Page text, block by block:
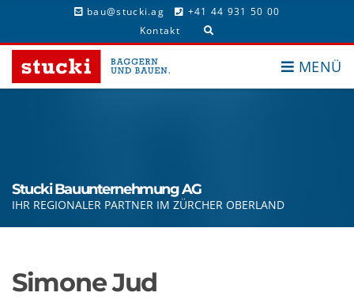
bau@stucki.ag
+41 44 931 50 00
Kontakt
o
x
n
f
r
MENÜ
Stucki Bauunternehmung AG
IHR REGIONALER PARTNER IM ZÜRCHER OBERLAND
Simone Jud